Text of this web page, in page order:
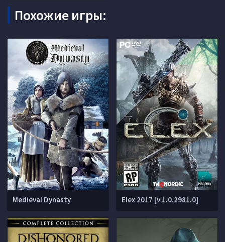
Похожие игры:
Medieval Dynasty Elex 2017 [v 1.0.2981.0]